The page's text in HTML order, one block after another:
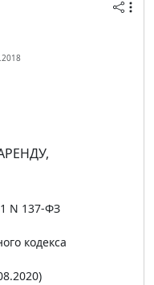
N 137-ФЗ
кодекса